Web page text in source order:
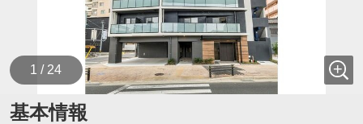
1 / 24
基本情報